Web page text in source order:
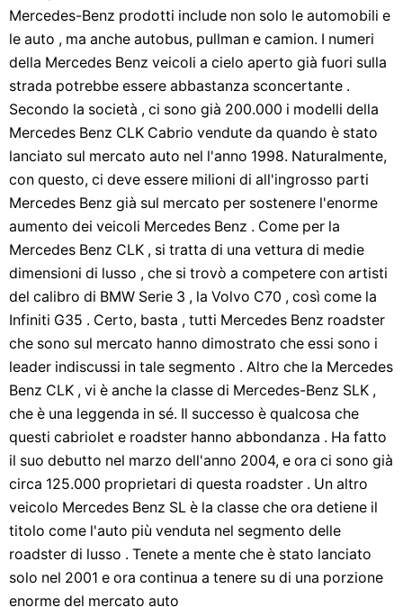
Mercedes-Benz prodotti include non solo le automobili e
le auto , ma anche autobus, pullman e camion. I numeri
della Mercedes Benz veicoli a cielo aperto già fuori sulla
strada potrebbe essere abbastanza sconcertante .
Secondo la società , ci sono già 200.000 i modelli della
Mercedes Benz CLK Cabrio vendute da quando è stato
lanciato sul mercato auto nel l'anno 1998. Naturalmente,
con questo, ci deve essere milioni di all'ingrosso parti
Mercedes Benz già sul mercato per sostenere l'enorme
aumento dei veicoli Mercedes Benz . Come per la
Mercedes Benz CLK , si tratta di una vettura di medie
dimensioni di lusso , che si trovò a competere con artisti
del calibro di BMW Serie 3 , la Volvo C70 , così come la
Infiniti G35 . Certo, basta , tutti Mercedes Benz roadster
che sono sul mercato hanno dimostrato che essi sono i
leader indiscussi in tale segmento . Altro che la Mercedes
Benz CLK , vi è anche la classe di Mercedes-Benz SLK ,
che è una leggenda in sé. Il successo è qualcosa che
questi cabriolet e roadster hanno abbondanza . Ha fatto
il suo debutto nel marzo dell'anno 2004, e ora ci sono già
circa 125.000 proprietari di questa roadster . Un altro
veicolo Mercedes Benz SL è la classe che ora detiene il
titolo come l'auto più venduta nel segmento delle
roadster di lusso . Tenete a mente che è stato lanciato
solo nel 2001 e ora continua a tenere su di una porzione
enorme del mercato auto